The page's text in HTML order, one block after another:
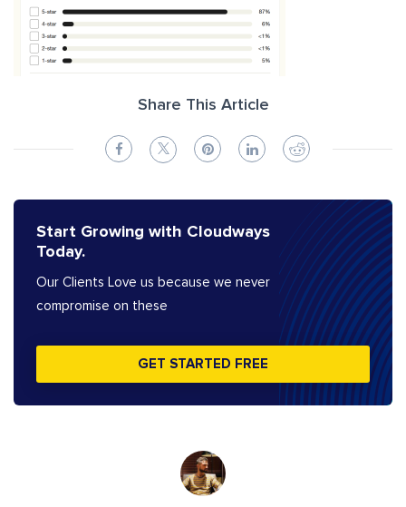
Share This Article
Start Growing with Cloudways
Today.
Our Clients Love us because we never
compromise on these
GET STARTED FREE